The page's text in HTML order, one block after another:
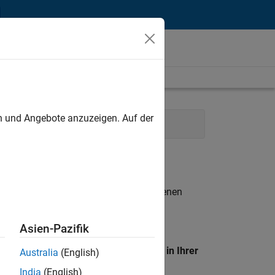
Marketing Services
. Wenn Sie noch immer keine offenen
unseres
Standort, um alle Stellenangebote in Ihrer
Angebote anzuzeigen. Auf der
Asien-Pazifik
Australia (English)
India (English)